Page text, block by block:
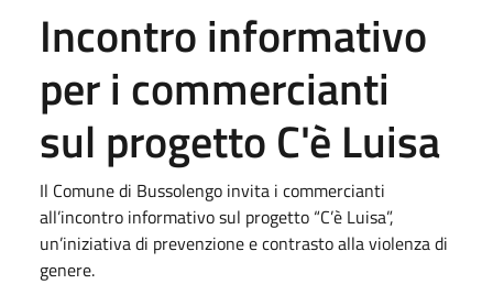
Incontro informativo
per i commercianti
sul progetto C'è Luisa
Il Comune di Bussolengo invita i commercianti
all’incontro informativo sul progetto “C’è Luisa”,
un’iniziativa di prevenzione e contrasto alla violenza di
genere.